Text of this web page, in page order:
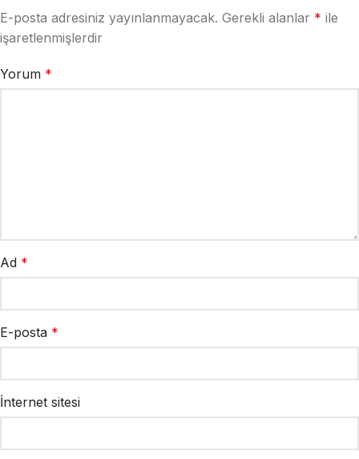
E-posta adresiniz yayınlanmayacak. Gerekli alanlar * ile
işaretlenmişlerdir
Yorum *
Ad *
E-posta *
İnternet sitesi